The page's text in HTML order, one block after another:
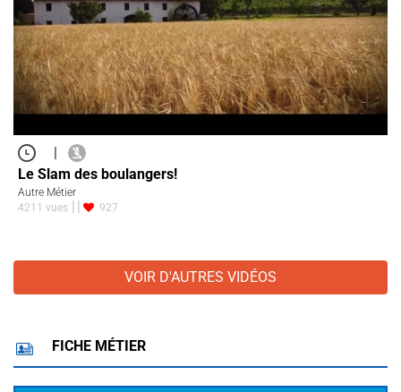
|
Le Slam des boulangers!
Autre Métier
4211 vues
927
VOIR D'AUTRES VIDÉOS
FICHE MÉTIER